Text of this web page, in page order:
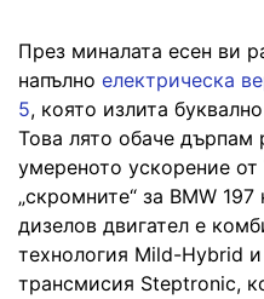
През миналата есен ви
напълно електрическа
5, която излита
Това лято обаче дърпам
умереното ускорение
„скромните“ за BMW
дизелов двигател е
технология Mild-Hybrid
трансмисия Steptronic,